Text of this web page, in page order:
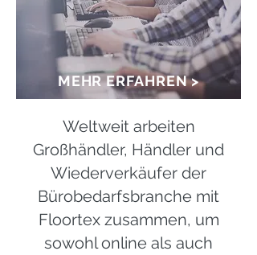
MEHR ERFAHREN >
Weltweit arbeiten
Großhändler, Händler und
Wiederverkäufer der
Bürobedarfsbranche mit
Floortex zusammen, um
sowohl online als auch